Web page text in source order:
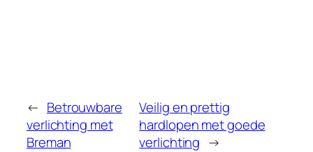
← Betrouwbare
verlichting met
Breman
Veilig en prettig
hardlopen met goede
verlichting →